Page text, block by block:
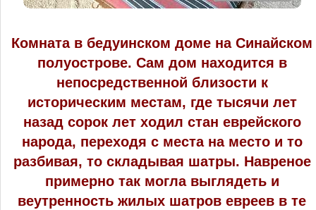
Комната в бедуинском доме на Синайском
полуострове. Сам дом находится в
непосредственной близости к
историческим местам, где тысячи лет
назад сорок лет ходил стан еврейского
народа, переходя с места на место и то
разбивая, то складывая шатры. Навреное
примерно так могла выглядеть и
веутренность жилых шатров евреев в те